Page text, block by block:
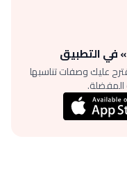
في التطبيق
عليك وصفات تناسبها